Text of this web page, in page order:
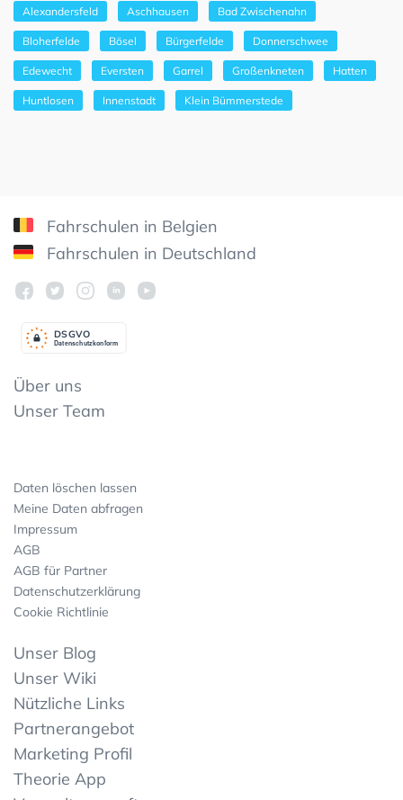
Alexandersfeld Aschhausen Bad Zwischenahn
Bloherfelde Bösel Bürgerfelde Donnerschwee
Edewecht Eversten Garrel Großenkneten Hatten
Huntlosen Innenstadt Klein Bümmerstede
Fahrschulen in Belgien
Fahrschulen in Deutschland
Datenschutzkonform
DSGVO
Über uns
Unser Team
Daten löschen lassen
Meine Daten abfragen
Impressum
AGB
AGB für Partner
Datenschutzerklärung
Cookie Richtlinie
Unser Blog
Unser Wiki
Nützliche Links
Partnerangebot
Marketing Profil
Theorie App